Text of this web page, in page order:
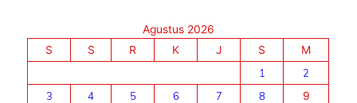
Agustus 2026
S
S R K J S
M
1
2
3
4 5 6 7 8
9